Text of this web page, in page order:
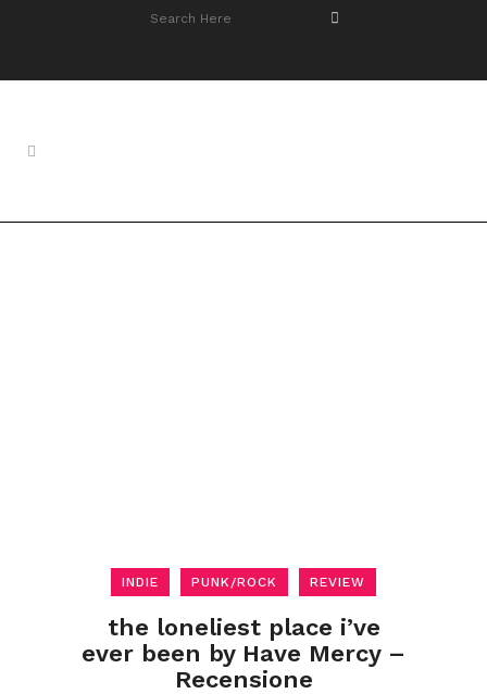
INDIE PUNK/ROCK REVIEW
the loneliest place i’ve
ever been by Have Mercy –
Recensione